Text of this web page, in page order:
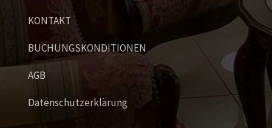
KONTAKT
BUCHUNGSKONDITIONEN
AGB
Datenschutzerklärung